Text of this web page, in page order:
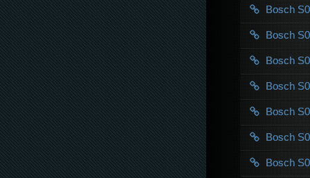
Bosch
Bosch
Bosch
Bosch
Bosch
Bosch
Bosch